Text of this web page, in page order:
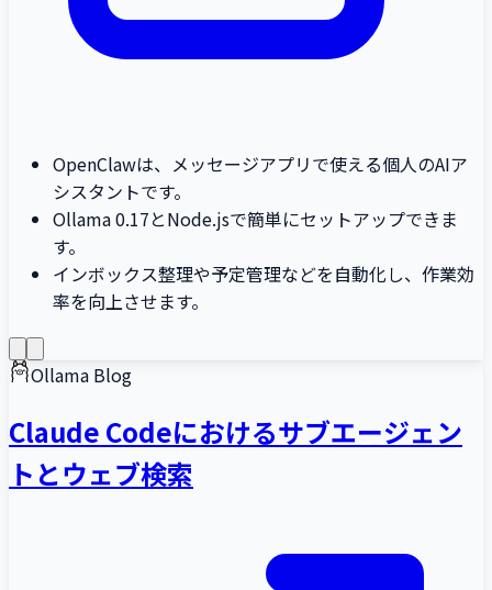
OpenClawは、メッセージアプリで使える個人のAIア
シスタントです。
Ollama 0.17とNode.jsで簡単にセットアップできま
す。
インボックス整理や予定管理などを自動化し、作業効
率を向上させます。
Ollama Blog
Claude Codeにおけるサブエージェン
トとウェブ検索